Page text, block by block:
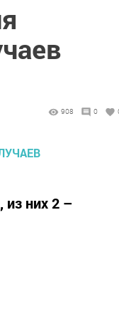
908 0
из них 2 –